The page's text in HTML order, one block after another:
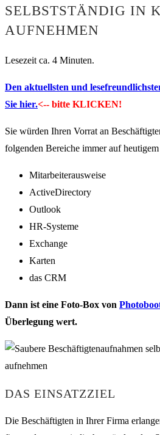
SELBSTSTÄNDIG IN
AUFNEHMEN
Lesezeit ca. 4 Minuten.
Den aktuellsten und
Sie hier.<-- bitte KLICKEN!
Sie würden Ihren Vorrat an
folgenden Bereiche immer auf
Mitarbeiterausweise
ActiveDirectory
Outlook
HR-Systeme
Exchange
Karten
das CRM
Dann ist eine Foto-Box von
Überlegung wert.
DAS EINSATZZIEL
Die Beschäftigten in Ihrer Firma